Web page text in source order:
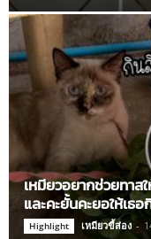
เหมียวอยากช่วยทา
และคะยั้นคะยอให้เธ
Highlight เหมียวขี้ส่อง -